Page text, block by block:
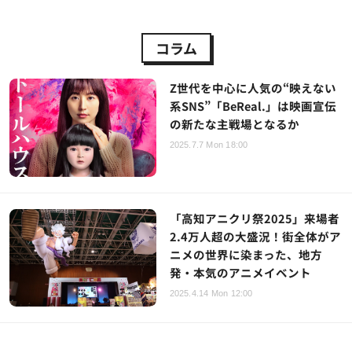
コラム
Z世代を中心に人気の“映えない
系SNS”「BeReal.」は映画宣伝
の新たな主戦場となるか
2025.7.7 Mon 18:00
「高知アニクリ祭2025」来場者
2.4万人超の大盛況！街全体がア
ニメの世界に染まった、地方
発・本気のアニメイベント
2025.4.14 Mon 12:00